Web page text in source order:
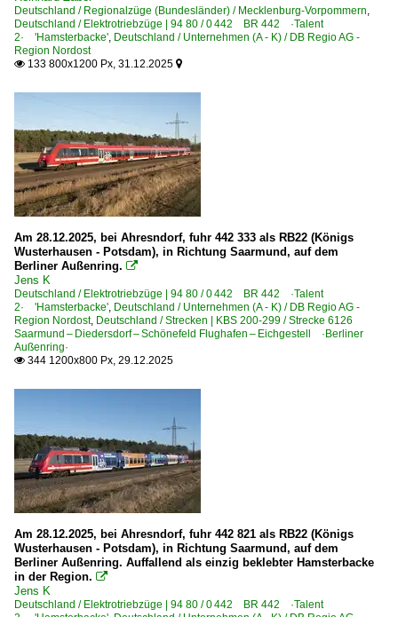
Strecken | KBS 500-599
580 Halle – Naumburg – Erfurt – Bebra ·Thüringer
Strecken | KBS 700-799
760 (Stuttgart–) Plochingen – Tübingen ·Neckar-Alb-
Unternehmen (A - K)
DB Regio AG - Usedomer Bäderbahn ·UBB·
Polen
Bahnhöfe
Słubice (Lebus)
Deutschland / Regionalzüge (Bundesländer) / Mecklenburg-Vorpommern,
Deutschland / Elektrotriebzüge | 94 80 / 0 442 BR 442 ·Talent
2· 'Hamsterbacke', Deutschland / Unternehmen (A - K) / DB Regio AG -
Region Nordost
 133 800x1200 Px, 31.12.2025 
Am 28.12.2025, bei Ahresndorf, fuhr 442 333 als RB22 (Königs
Wusterhausen - Potsdam), in Richtung Saarmund, auf dem
Berliner Außenring. 
Jens K
Deutschland / Elektrotriebzüge | 94 80 / 0 442 BR 442 ·Talent
2· 'Hamsterbacke', Deutschland / Unternehmen (A - K) / DB Regio AG -
Region Nordost, Deutschland / Strecken | KBS 200-299 / Strecke 6126
Saarmund – Diedersdorf – Schönefeld Flughafen – Eichgestell ·Berliner
Außenring·
 344 1200x800 Px, 29.12.2025
Am 28.12.2025, bei Ahresndorf, fuhr 442 821 als RB22 (Königs
Wusterhausen - Potsdam), in Richtung Saarmund, auf dem
Berliner Außenring. Auffallend als einzig beklebter Hamsterbacke
in der Region. 
Jens K
Deutschland / Elektrotriebzüge | 94 80 / 0 442 BR 442 ·Talent